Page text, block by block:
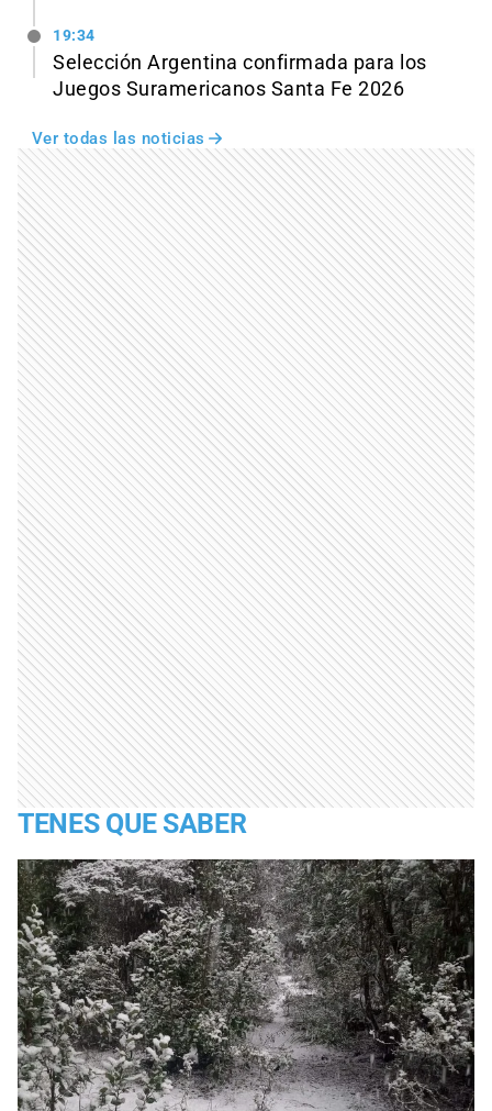
19:34
Selección Argentina confirmada para los
Juegos Suramericanos Santa Fe 2026
Ver todas las noticias
TENES QUE SABER